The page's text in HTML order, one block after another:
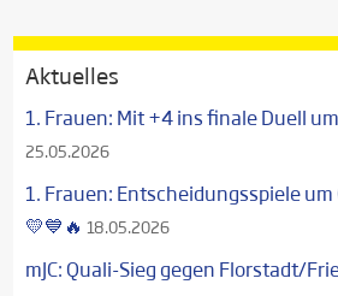
Aktuelles
1. Frauen: Mit +4 ins finale Duell
25.05.2026
1. Frauen: Entscheidungsspiele
💛💙🔥 18.05.2026
mJC: Quali-Sieg gegen Florstadt/